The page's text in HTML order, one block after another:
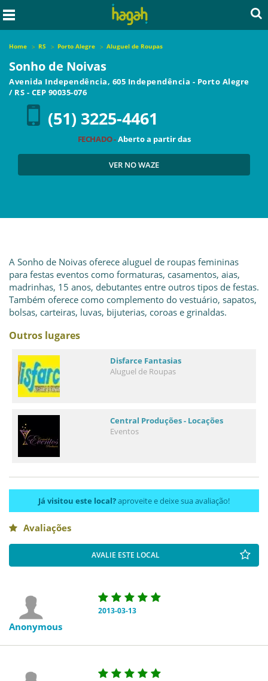
Home RS Porto Alegre Aluguel de Roupas
Sonho de Noivas
Avenida Independência, 605 Independência - Porto Alegre
/ RS - CEP 90035-076
(51) 3225-4461
FECHADO -Aberto a partir das
VER NO WAZE
A Sonho de Noivas oferece aluguel de roupas femininas
para festas eventos como formaturas, casamentos, aias,
madrinhas, 15 anos, debutantes entre outros tipos de festas.
Também oferece como complemento do vestuário, sapatos,
bolsas, carteiras, luvas, bijuterias, coroas e grinaldas.
Outros lugares
Disfarce Fantasias
Aluguel de Roupas
Central Produções - Locações
Eventos
Já visitou este local?aproveite e deixe sua avaliação!
Avaliações
AVALIE ESTE LOCAL
Anonymous
2013-03-13